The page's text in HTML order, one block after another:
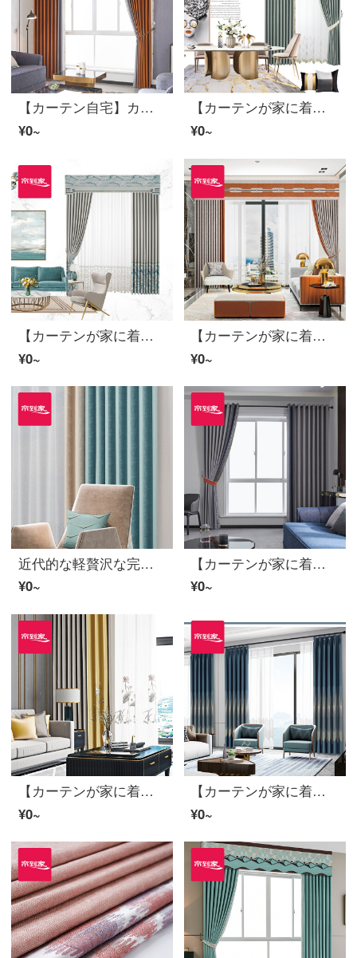
【カーテン自宅】カーテン製品は現代の軽贅沢2020新型ポリエステル高遮光仕歌落地窓の定型化に接続し、裏地LDC 20 SSD-87 Sフックを含む/カーテンヘッドを含まない(高2.6 m以内で改変可能)XLのカーテンセット/ダブルオープン(適用窓幅4.2-4.5 m)
¥0~
【カーテンが家に着く】カーテン製品の高遮光高奢で純情な歳月の純度の純度の高い金左右はカーテンをつなぎ合わせます。リビングルームの高精密注文ダウンウィンドウLDC 20 SSB-0301ノック/カーテンヘッドをくわえません。
¥0~
【カーテンが家に着く】布芸完成品のカーテンはシームレスにつなぎ合わせて、軽奢なジャカード工芸のリビングルームの床にある窓から流れる金の歳月が高い精密な半遮光LDC 20 SSA-2401 Sフック/カーテンヘッドを含まない(高さ2.6メートル以内で変更可能)XLのカーテンセット/ダブルオープン(適用窓の幅は3.5-4.2メートル)
¥0~
【カーテンが家に着く】高遮光製品のカーテンは、高精細なリビングルームのテーラーLDC 20 SSB-1201 Sフック/カーテンなし(高さ2.6メートル以内で変更可能)XLのカーテンセット/ダブルオープン(適用窓幅3.3-3.5メートル)
¥0~
近代的な軽贅沢な完成品のカーテンは風の高い遮光ポリエステルのカーテンを聞いて花を上げるリビングルームをカスタマイズします。三重窓LDC 20 SSD-97打孔/カーテンヘッドをくわえません。
¥0~
【カーテンが家に着く】軽贅沢で簡単な高遮光継ぎ手ロンドン雨夜カーテン製品2020新型リビングルームカスタムダウンウィンドウのカーテンLDC 20 SSC-56 Sフック/カーテンなし(高さ2.6 m以内で変更可能)XLのカーテンセット/ダブルオープン(適用窓幅3.3-3.5 m)
¥0~
【カーテンが家に着く】新中国式の高遮光定型は湯円カレーリビングルームのカーテン完成品の高精密ジャカードカスタム床窓JBLW-010打孔/カーテンヘッドを含まない(高さ2.6メートル以内はXRLのカーテンセット/ダブルオープン(適用窓幅3.5-4.2メートル)
¥0~
【カーテンが家に着く】布芸カーテンの完成品はシームレスに現代のジャカードをつなぎます。高精密、高遮光ブルーのダンスルームのカーテンは軽奢にカスタマイズします。テーピング窓LDC 20 S S 1601 Sフック/カーテンなしです。
¥0~